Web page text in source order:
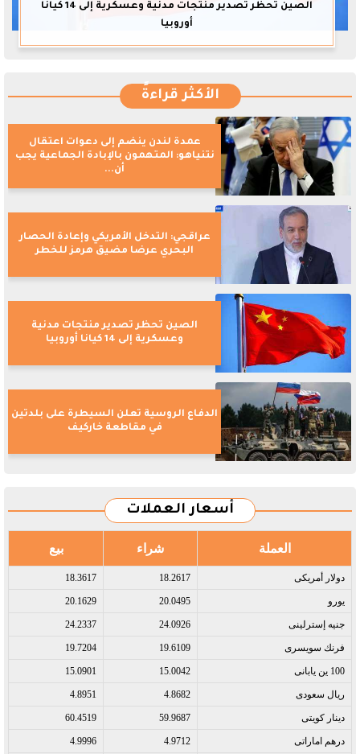
الصين تحظر تصدير منتجات مدنية وعسكرية إلى 14 كيانا
أوروبيا
الأكثر قراءةً
عمدة لندن ينضم إلى دعوات اعتقال
نتنياهو: المتهمون بالإبادة الجماعية يجب
أن...
عراقجي: التدخل الأمريكي وإعادة الحصار
البحري عرضا مضيق هرمز للخطر
الصين تحظر تصدير منتجات مدنية
وعسكرية إلى 14 كيانا أوروبيا
الدفاع الروسية تعلن السيطرة على بلدتين
في مقاطعة خاركيف
أسعار العملات
العملة شراء بيع
دولار أمريكى​ 18.2617
18.3617
يورو​ 20.0495
20.1629
جنيه إسترلينى​ 24.0926
24.2337
فرنك سويسرى​ 19.6109
19.7204
100 ين يابانى​ 15.0042
15.0901
ريال سعودى​ 4.8682
4.8951
دينار كويتى​ 59.9687
60.4519
درهم اماراتى​ 4.9712
4.9996